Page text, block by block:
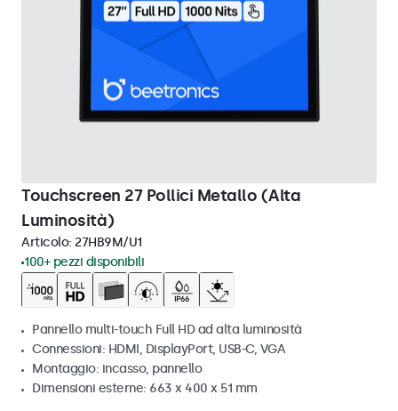
Touchscreen 27 Pollici Metallo (Alta
Luminosità)
Articolo: 27HB9M/U1
100+ pezzi disponibili
Pannello multi-touch Full HD ad alta luminosità
Connessioni: HDMI, DisplayPort, USB-C, VGA
Montaggio: incasso, pannello
Dimensioni esterne: 663 x 400 x 51 mm